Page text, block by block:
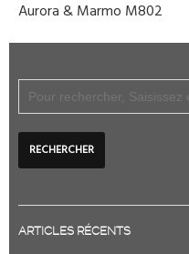
Aurora & Marmo M802
ARTICLES RÉCENTS